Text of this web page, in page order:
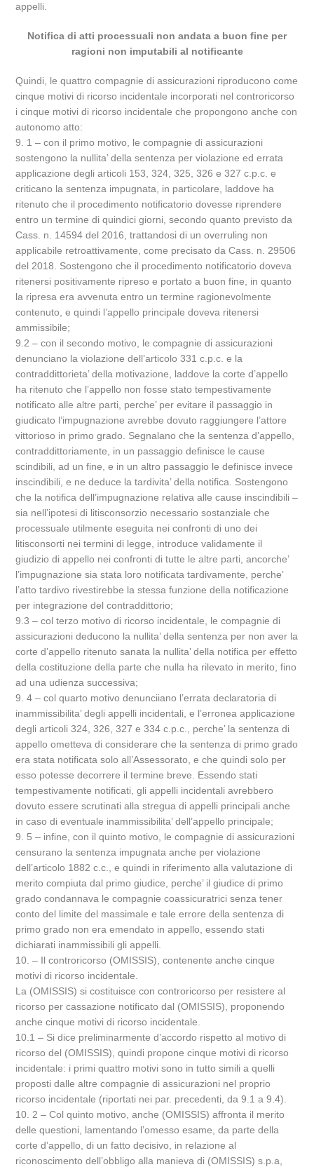
appelli.
Notifica di atti processuali non andata a buon fine per
ragioni non imputabili al notificante
Quindi, le quattro compagnie di assicurazioni riproducono come
cinque motivi di ricorso incidentale incorporati nel controricorso
i cinque motivi di ricorso incidentale che propongono anche con
autonomo atto:
9. 1 – con il primo motivo, le compagnie di assicurazioni
sostengono la nullita’ della sentenza per violazione ed errata
applicazione degli articoli 153, 324, 325, 326 e 327 c.p.c. e
criticano la sentenza impugnata, in particolare, laddove ha
ritenuto che il procedimento notificatorio dovesse riprendere
entro un termine di quindici giorni, secondo quanto previsto da
Cass. n. 14594 del 2016, trattandosi di un overruling non
applicabile retroattivamente, come precisato da Cass. n. 29506
del 2018. Sostengono che il procedimento notificatorio doveva
ritenersi positivamente ripreso e portato a buon fine, in quanto
la ripresa era avvenuta entro un termine ragionevolmente
contenuto, e quindi l’appello principale doveva ritenersi
ammissibile;
9.2 – con il secondo motivo, le compagnie di assicurazioni
denunciano la violazione dell’articolo 331 c.p.c. e la
contraddittorieta’ della motivazione, laddove la corte d’appello
ha ritenuto che l’appello non fosse stato tempestivamente
notificato alle altre parti, perche’ per evitare il passaggio in
giudicato l’impugnazione avrebbe dovuto raggiungere l’attore
vittorioso in primo grado. Segnalano che la sentenza d’appello,
contraddittoriamente, in un passaggio definisce le cause
scindibili, ad un fine, e in un altro passaggio le definisce invece
inscindibili, e ne deduce la tardivita’ della notifica. Sostengono
che la notifica dell’impugnazione relativa alle cause inscindibili –
sia nell’ipotesi di litisconsorzio necessario sostanziale che
processuale utilmente eseguita nei confronti di uno dei
litisconsorti nei termini di legge, introduce validamente il
giudizio di appello nei confronti di tutte le altre parti, ancorche’
l’impugnazione sia stata loro notificata tardivamente, perche’
l’atto tardivo rivestirebbe la stessa funzione della notificazione
per integrazione del contraddittorio;
9.3 – col terzo motivo di ricorso incidentale, le compagnie di
assicurazioni deducono la nullita’ della sentenza per non aver la
corte d’appello ritenuto sanata la nullita’ della notifica per effetto
della costituzione della parte che nulla ha rilevato in merito, fino
ad una udienza successiva;
9. 4 – col quarto motivo denunciiano l’errata declaratoria di
inammissibilita’ degli appelli incidentali, e l’erronea applicazione
degli articoli 324, 326, 327 e 334 c.p.c., perche’ la sentenza di
appello ometteva di considerare che la sentenza di primo grado
era stata notificata solo all’Assessorato, e che quindi solo per
esso potesse decorrere il termine breve. Essendo stati
tempestivamente notificati, gli appelli incidentali avrebbero
dovuto essere scrutinati alla stregua di appelli principali anche
in caso di eventuale inammissibilita’ dell’appello principale;
9. 5 – infine, con il quinto motivo, le compagnie di assicurazioni
censurano la sentenza impugnata anche per violazione
dell’articolo 1882 c.c., e quindi in riferimento alla valutazione di
merito compiuta dal primo giudice, perche’ il giudice di primo
grado condannava le compagnie coassicuratrici senza tener
conto del limite del massimale e tale errore della sentenza di
primo grado non era emendato in appello, essendo stati
dichiarati inammissibili gli appelli.
10. – Il controricorso (OMISSIS), contenente anche cinque
motivi di ricorso incidentale.
La (OMISSIS) si costituisce con controricorso per resistere al
ricorso per cassazione notificato dal (OMISSIS), proponendo
anche cinque motivi di ricorso incidentale.
10.1 – Si dice preliminarmente d’accordo rispetto al motivo di
ricorso del (OMISSIS), quindi propone cinque motivi di ricorso
incidentale: i primi quattro motivi sono in tutto simili a quelli
proposti dalle altre compagnie di assicurazioni nel proprio
ricorso incidentale (riportati nei par. precedenti, da 9.1 a 9.4).
10. 2 – Col quinto motivo, anche (OMISSIS) affronta il merito
delle questioni, lamentando l’omesso esame, da parte della
corte d’appello, di un fatto decisivo, in relazione al
riconoscimento dell’obbligo alla manieva di (OMISSIS) s.p.a,